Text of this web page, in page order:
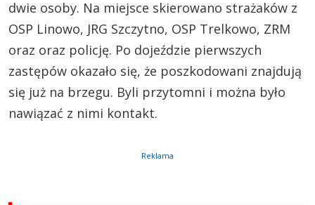
dwie osoby. Na miejsce skierowano strażaków z
OSP Linowo, JRG Szczytno, OSP Trelkowo, ZRM
oraz oraz policję. Po dojeździe pierwszych
zastępów okazało się, że poszkodowani znajdują
się już na brzegu. Byli przytomni i można było
nawiązać z nimi kontakt.
Reklama